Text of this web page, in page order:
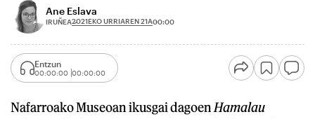
Ane Eslava
IRUÑEA2021EKO URRIAREN 21A00:00
Entzun
00:00:00 00:00:00
Nafarroako Museoan ikusgai dagoen Hamalau